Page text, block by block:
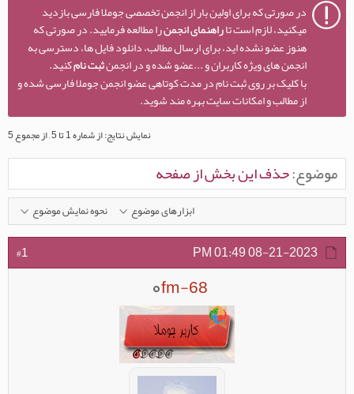
در صورتی که برای اولین بار از انجمن تخصصی جوملا فارسی بازدید
میکنید، لازم است تاراهنمای انجمنرا مطالعه فرمایید. در صورتی که
هنوز عضو نشده اید، برای ارسال مطالب، دانلود فایل ها، دسترسی به
انجمن های ویژه کاربران و ...عضو شده و در انجمنثبت نامکنید.
با کلیک بر روی ثبت نام در مدت کوتاهی عضو انجمن جوملا فارسی شده و
از مطالب و امکانات سایت بهره مند شوید.
نمایش نتایج: از شماره 1 تا 5 , از مجموع 5
موضوع:حذف این بخش از صفحه
ابزارهای موضوع نحوه نمایش موضوع
08-21-2023
01:49 PM
#1
fm-68